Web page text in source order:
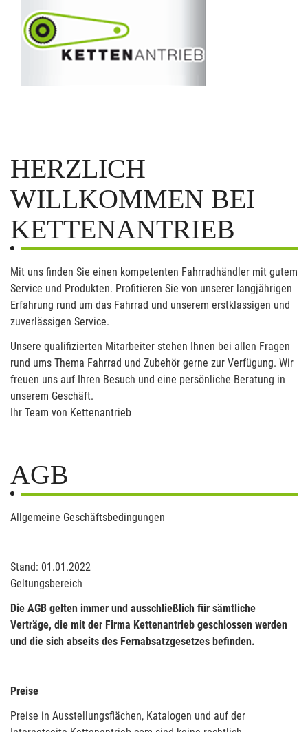
HERZLICH
WILLKOMMEN BEI
KETTENANTRIEB
Mit uns finden Sie einen kompetenten Fahrradhändler mit gutem
Service und Produkten. Profitieren Sie von unserer langjährigen
Erfahrung rund um das Fahrrad und unserem erstklassigen und
zuverlässigen Service.
Unsere qualifizierten Mitarbeiter stehen Ihnen bei allen Fragen
rund ums Thema Fahrrad und Zubehör gerne zur Verfügung. Wir
freuen uns auf Ihren Besuch und eine persönliche Beratung in
unserem Geschäft.
Ihr Team von Kettenantrieb
AGB
Allgemeine Geschäftsbedingungen
Stand: 01.01.2022
Geltungsbereich
Die AGB gelten immer und ausschließlich für sämtliche
Verträge, die mit der Firma Kettenantrieb geschlossen werden
und die sich abseits des Fernabsatzgesetzes befinden.
Preise
Preise in Ausstellungsflächen, Katalogen und auf der